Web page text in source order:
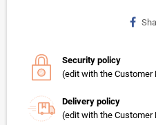
Security policy
(edit with the Customer
Delivery policy
(edit with the Customer